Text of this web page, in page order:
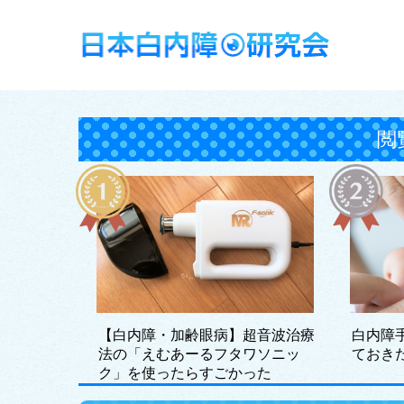
閲
【白内障・加齢眼病】超音波治療
法の「えむあーるフタワソニッ
ク」を使ったらすごかった
白内障
ておき